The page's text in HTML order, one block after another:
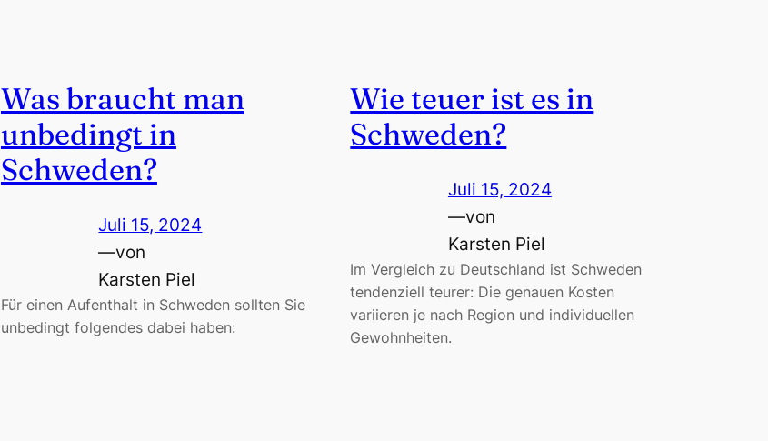
Was braucht man
unbedingt in
Schweden?
Juli 15, 2024
—von
Karsten Piel
Für einen Aufenthalt in Schweden sollten Sie
unbedingt folgendes dabei haben:
Wie teuer ist es in
Schweden?
Juli 15, 2024
—von
Karsten Piel
Im Vergleich zu Deutschland ist Schweden
tendenziell teurer: Die genauen Kosten
variieren je nach Region und individuellen
Gewohnheiten.